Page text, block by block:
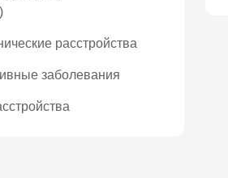
расстройства
заболевания